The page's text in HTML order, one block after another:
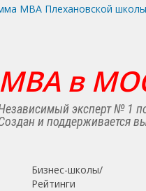
MBA в
эксперт № 1
и поддерживается
Бизнес-школы/
Рейтинги